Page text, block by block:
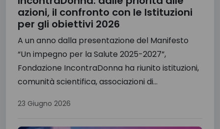
azioni, il confronto con le Istituzioni
per gli obiettivi 2026
A un anno dalla presentazione del Manifesto
“Un impegno per la Salute 2025-2027”,
Fondazione IncontraDonna ha riunito istituzioni,
comunità scientifica, associazioni di...
23 Giugno 2026